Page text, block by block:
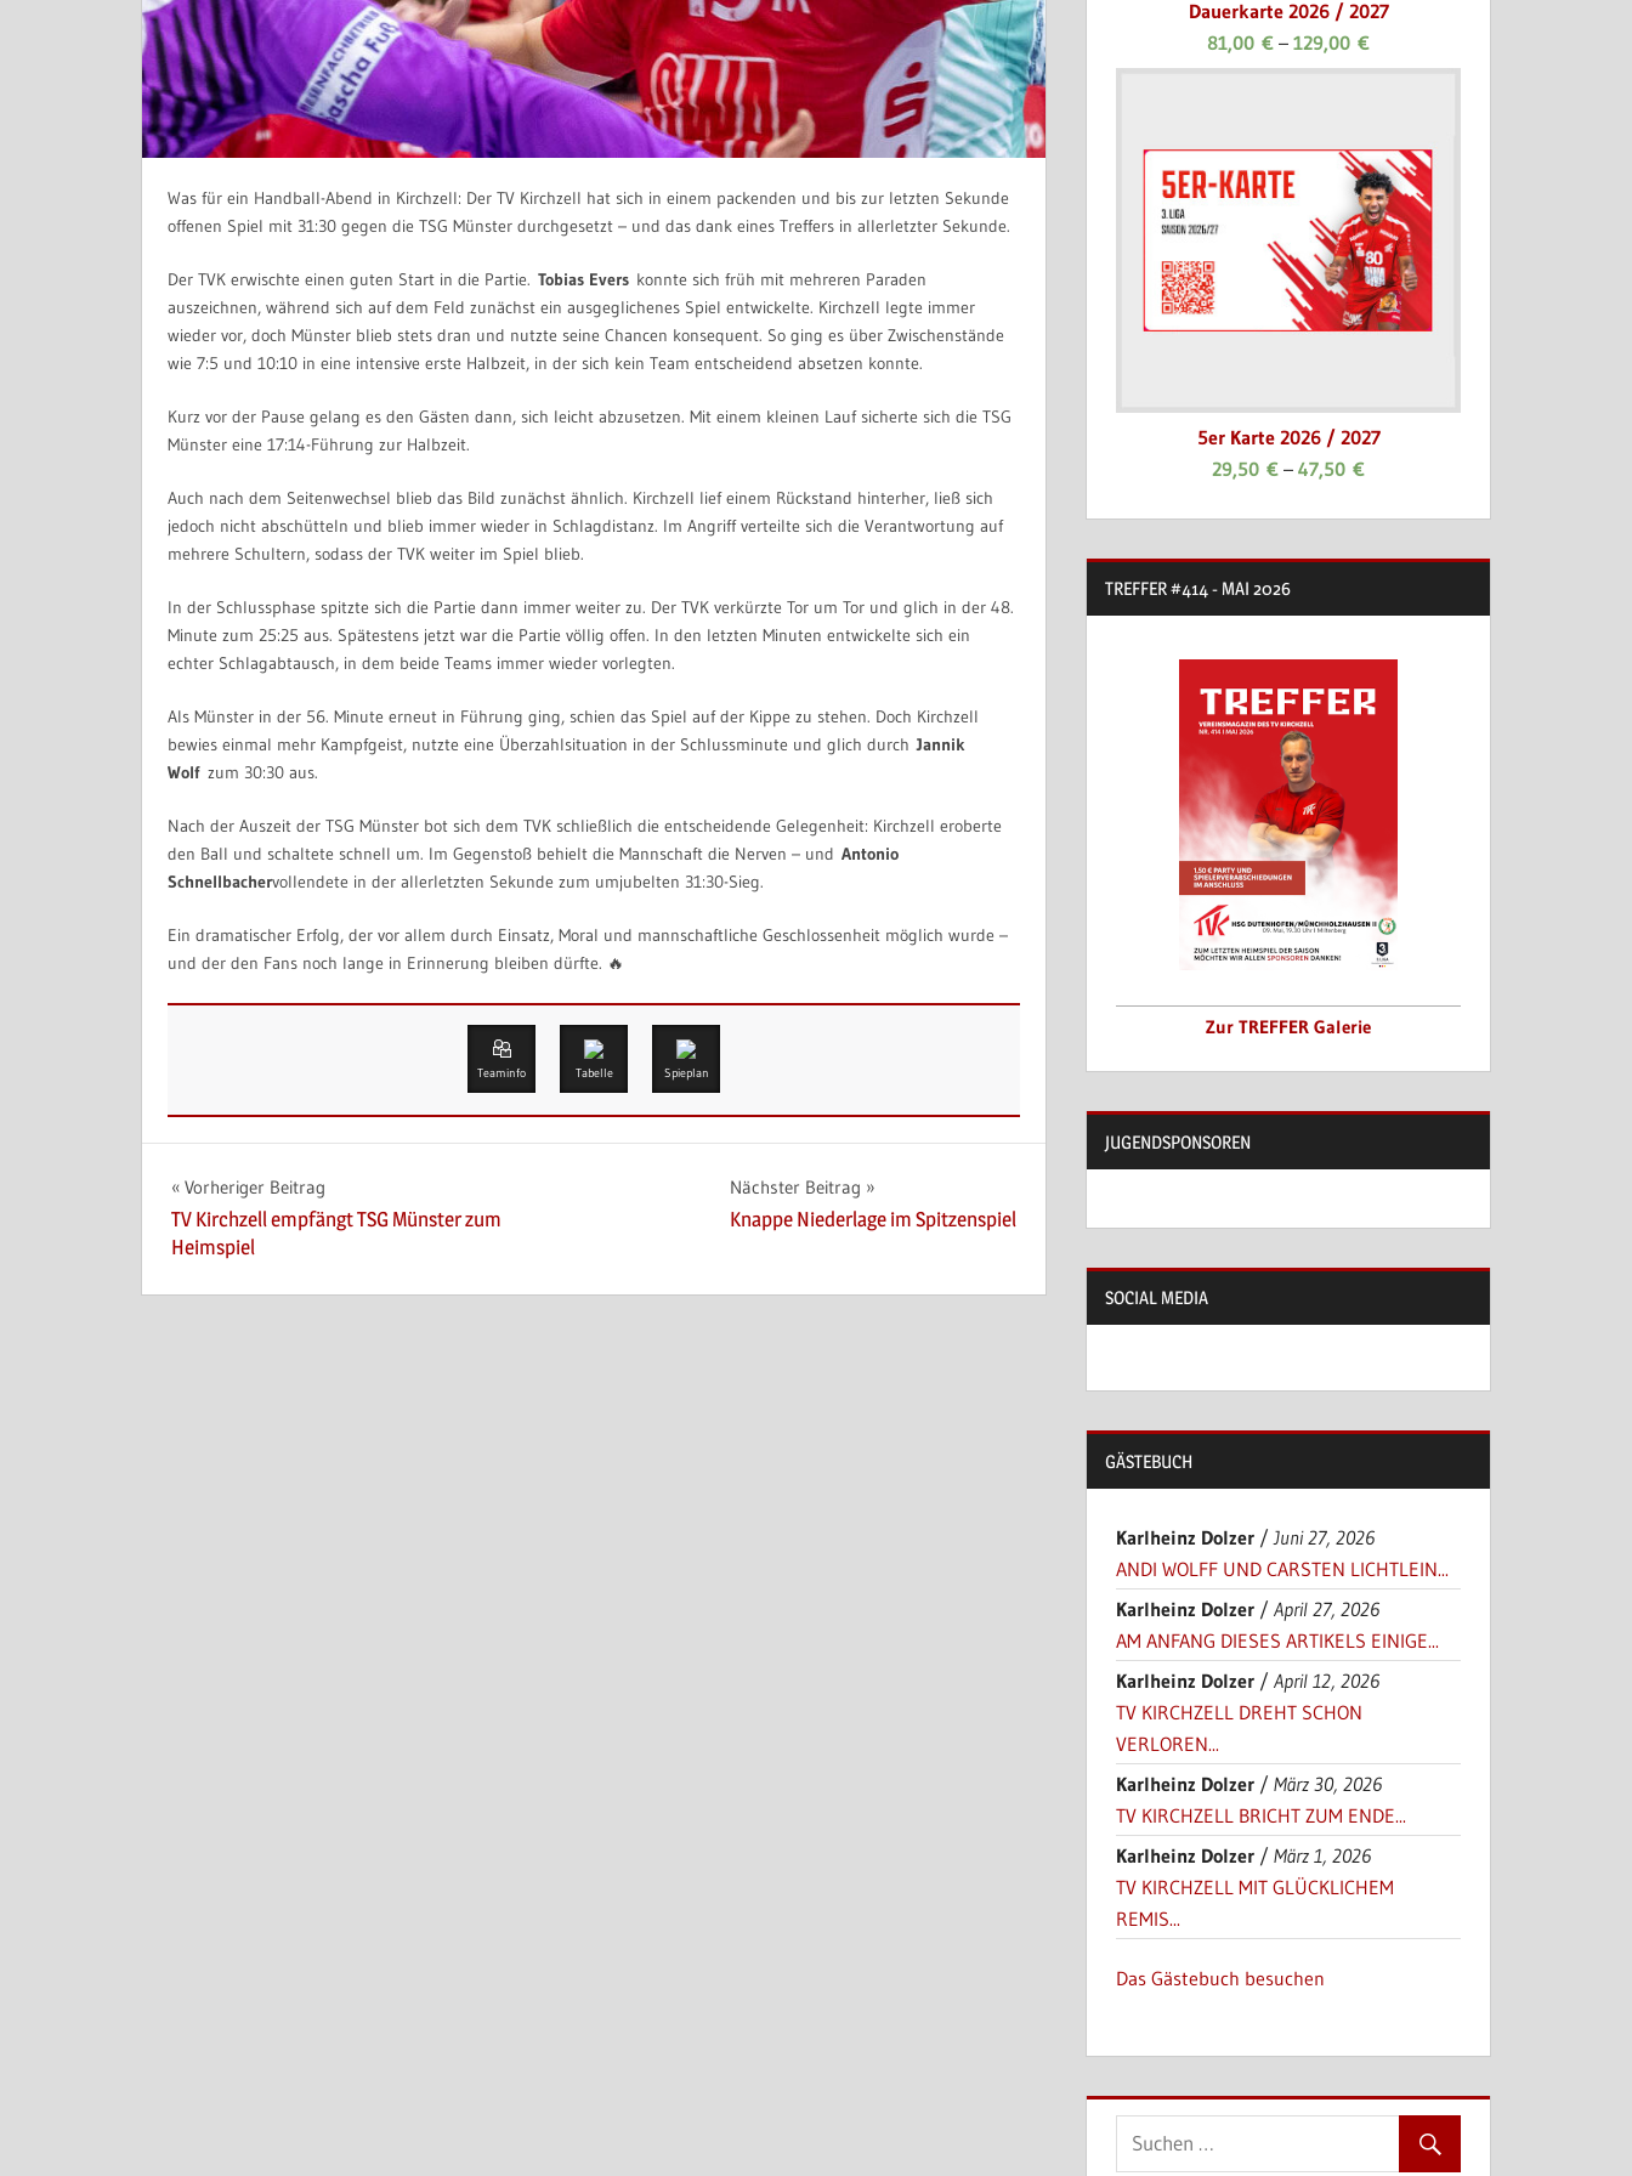
Was für ein Handball-Abend in Kirchzell: Der TV Kirchzell hat sich in einem packenden und bis zur letzten Sekunde
offenen Spiel mit 31:30 gegen die TSG Münster durchgesetzt – und das dank eines Treffers in allerletzter Sekunde.
Der TVK erwischte einen guten Start in die Partie. Tobias Evers konnte sich früh mit mehreren Paraden
auszeichnen, während sich auf dem Feld zunächst ein ausgeglichenes Spiel entwickelte. Kirchzell legte immer
wieder vor, doch Münster blieb stets dran und nutzte seine Chancen konsequent. So ging es über Zwischenstände
wie 7:5 und 10:10 in eine intensive erste Halbzeit, in der sich kein Team entscheidend absetzen konnte.
Kurz vor der Pause gelang es den Gästen dann, sich leicht abzusetzen. Mit einem kleinen Lauf sicherte sich die TSG
Münster eine 17:14-Führung zur Halbzeit.
Auch nach dem Seitenwechsel blieb das Bild zunächst ähnlich. Kirchzell lief einem Rückstand hinterher, ließ sich
jedoch nicht abschütteln und blieb immer wieder in Schlagdistanz. Im Angriff verteilte sich die Verantwortung auf
mehrere Schultern, sodass der TVK weiter im Spiel blieb.
In der Schlussphase spitzte sich die Partie dann immer weiter zu. Der TVK verkürzte Tor um Tor und glich in der 48.
Minute zum 25:25 aus. Spätestens jetzt war die Partie völlig offen. In den letzten Minuten entwickelte sich ein
echter Schlagabtausch, in dem beide Teams immer wieder vorlegten.
Als Münster in der 56. Minute erneut in Führung ging, schien das Spiel auf der Kippe zu stehen. Doch Kirchzell
bewies einmal mehr Kampfgeist, nutzte eine Überzahlsituation in der Schlussminute und glich durchJannik
Wolf zum 30:30 aus.
Nach der Auszeit der TSG Münster bot sich dem TVK schließlich die entscheidende Gelegenheit: Kirchzell eroberte
den Ball und schaltete schnell um. Im Gegenstoß behielt die Mannschaft die Nerven – und Antonio
Schnellbachervollendete in der allerletzten Sekunde zum umjubelten 31:30-Sieg.
Ein dramatischer Erfolg, der vor allem durch Einsatz, Moral und mannschaftliche Geschlossenheit möglich wurde –
und der den Fans noch lange in Erinnerung bleiben dürfte. 🔥
Teaminfo Tabelle Spieplan
Beitragsnavigation
Vorheriger Beitrag
TV Kirchzell empfängt TSG Münster zum
Heimspiel
Nächster Beitrag
Knappe Niederlage im Spitzenspiel
Dauerkarte 2026 / 2027
81,00€ –129,00€
5er Karte 2026 / 2027
29,50€ –47,50€
TREFFER #414 - MAI 2026
Zur TREFFER Galerie
JUGENDSPONSOREN
SOCIAL MEDIA
GÄSTEBUCH
Karlheinz Dolzer / Juni 27, 2026
ANDI WOLFF UND CARSTEN LICHTLEIN...
Karlheinz Dolzer /April 27, 2026
AM ANFANG DIESES ARTIKELS EINIGE...
Karlheinz Dolzer /April 12, 2026
TV KIRCHZELL DREHT SCHON
VERLOREN...
Karlheinz Dolzer /März 30, 2026
TV KIRCHZELL BRICHT ZUM ENDE...
Karlheinz Dolzer /März 1, 2026
TV KIRCHZELL MIT GLÜCKLICHEM
REMIS...
Das Gästebuch besuchen